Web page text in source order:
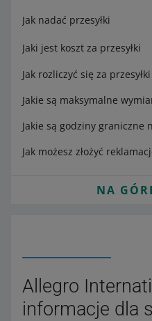
Jak nadać przesyłki
Jaki jest koszt za przesyłki
Jak rozliczyć się za przesyłki
Jakie są maksymalne
Jakie są godziny graniczne
Jak możesz złożyć
NA
Allegro
informacje dla